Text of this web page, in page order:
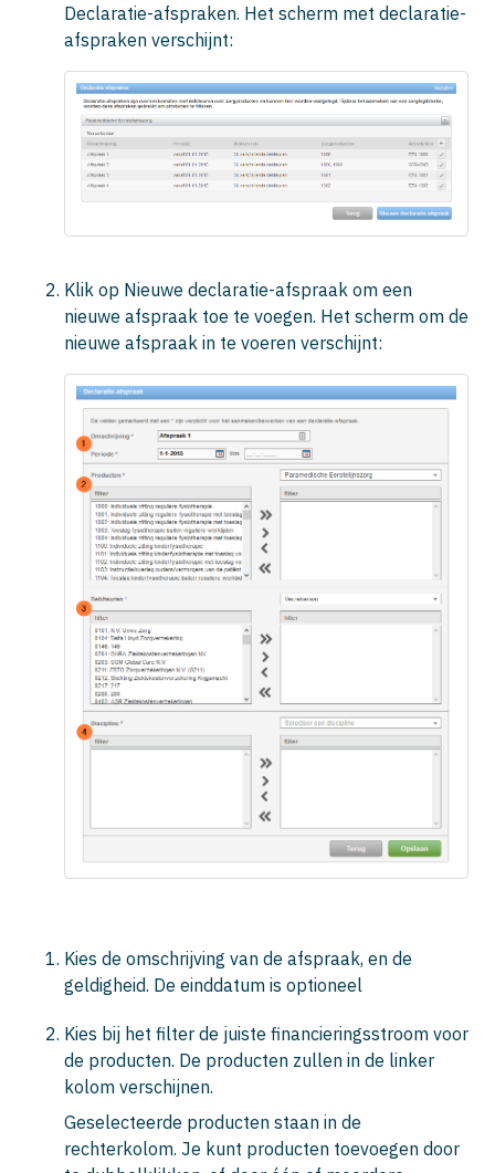
Declaratie-afspraken. Het scherm met declaratie-
afspraken verschijnt:
Klik op Nieuwe declaratie-afspraak om een
nieuwe afspraak toe te voegen. Het scherm om de
nieuwe afspraak in te voeren verschijnt:
Kies de omschrijving van de afspraak, en de
geldigheid. De einddatum is optioneel
Kies bij het filter de juiste financieringsstroom voor
de producten. De producten zullen in de linker
kolom verschijnen.
Geselecteerde producten staan in de
rechterkolom. Je kunt producten toevoegen door